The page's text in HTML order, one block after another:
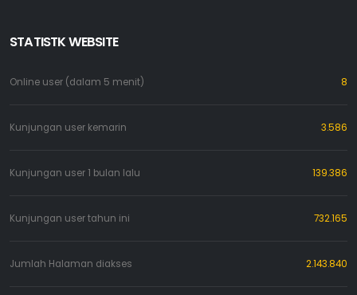
STATISTK WEBSITE
Online user (dalam 5 menit) 8
Kunjungan user kemarin 3.586
Kunjungan user 1 bulan lalu 139.386
Kunjungan user tahun ini 732.165
Jumlah Halaman diakses 2.143.840